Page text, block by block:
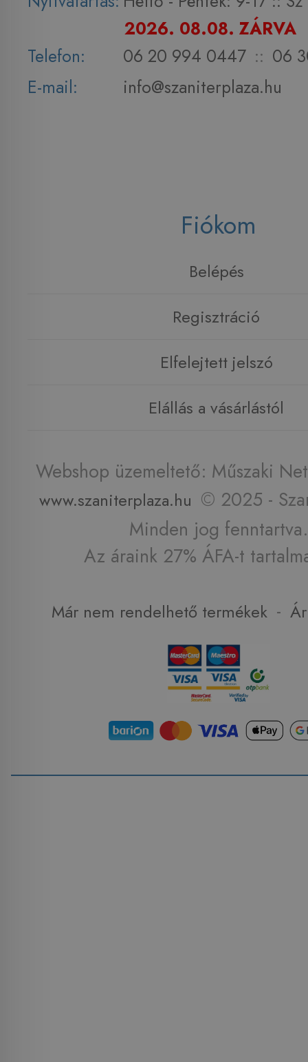
2026. 08.08. ZÁRVA
Telefon:
06 20 994 0447 :: 06
E-mail:
info@szaniterplaza.hu
Fiókom
Belépés
Regisztráció
Elfelejtett jelszó
Elállás a vásárlástól
Webshop üzemeltető: Műszaki
www.szaniterplaza.hu © 2025 -
Minden jog fenntartva.
Az áraink 27% ÁFA-t
Már nem rendelhető termékek -